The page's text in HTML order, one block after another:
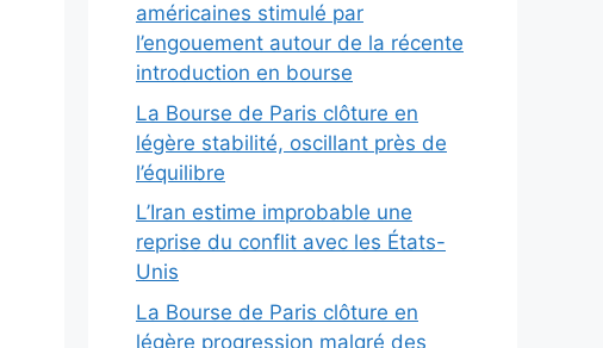
américaines stimulé par
l’engouement autour de la récente
introduction en bourse
La Bourse de Paris clôture en
légère stabilité, oscillant près de
l’équilibre
L’Iran estime improbable une
reprise du conflit avec les États-
Unis
La Bourse de Paris clôture en
légère progression malgré des